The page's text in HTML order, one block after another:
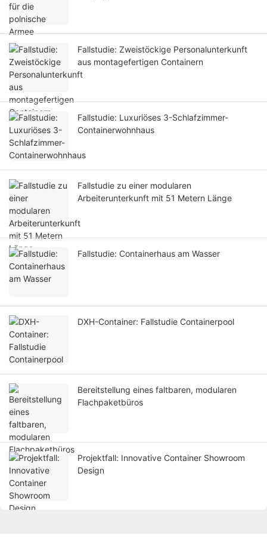
Fallstudie: Zweistöckige Personalunterkunft
aus montagefertigen Containern
Fallstudie: Luxuriöses 3-Schlafzimmer-
Containerwohnhaus
Fallstudie zu einer modularen
Arbeiterunterkunft mit 51 Metern Länge
Fallstudie: Containerhaus am Wasser
DXH-Container: Fallstudie Containerpool
Bereitstellung eines faltbaren, modularen
Flachpaketbüros
Projektfall: Innovative Container Showroom
Design